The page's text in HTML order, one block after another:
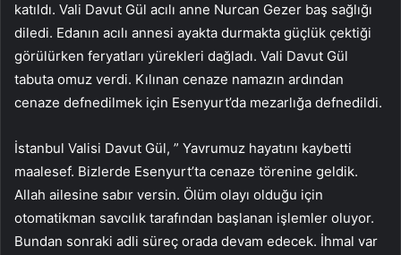
katıldı. Vali Davut Gül acılı anne Nurcan Gezer baş sağlığı
diledi. Edanın acılı annesi ayakta durmakta güçlük çektiği
görülürken feryatları yürekleri dağladı. Vali Davut Gül
tabuta omuz verdi. Kılınan cenaze namazın ardından
cenaze defnedilmek için Esenyurt’da mezarlığa defnedildi.
İstanbul Valisi Davut Gül, ” Yavrumuz hayatını kaybetti
maalesef. Bizlerde Esenyurt’ta cenaze törenine geldik.
Allah ailesine sabır versin. Ölüm olayı olduğu için
otomatikman savcılık tarafından başlanan işlemler oluyor.
Bundan sonraki adli süreç orada devam edecek. İhmal var